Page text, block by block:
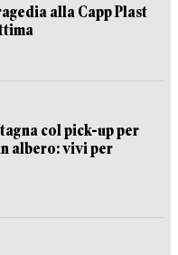
alla Capp Plast
col pick-up per
albero: vivi per